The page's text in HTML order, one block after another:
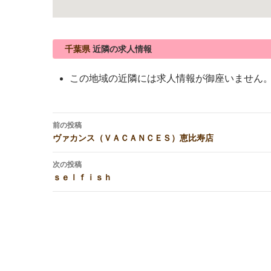
千葉県近隣の求人情報
この地域の近隣には求人情報が御座いません
投
稿
ナ
ビ
ゲ
ー
前の投稿
ヴァカンス（ＶＡＣＡＮＣＥＳ）恵比寿店
次の投稿
ｓｅｌｆｉｓｈ